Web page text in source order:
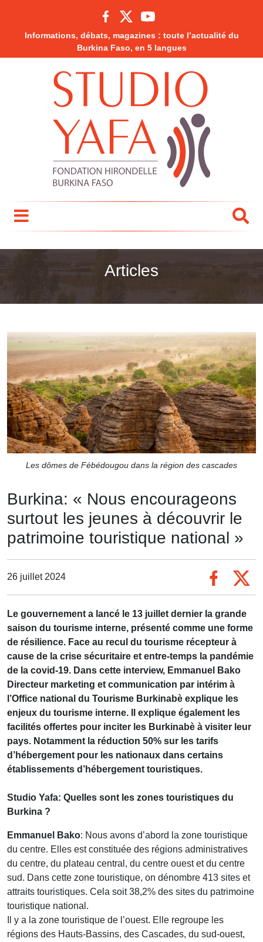
Informations, débats, magazines : toute l’actualité du
Burkina Faso, en 5 langues
Articles
Les dômes de Fébédougou dans la région des cascades
Burkina: « Nous encourageons
surtout les jeunes à découvrir le
patrimoine touristique national »
26 juillet 2024
Le gouvernement a lancé le 13 juillet dernier la grande
saison du tourisme interne, présenté comme une forme
de résilience. Face au recul du tourisme récepteur à
cause de la crise sécuritaire et entre-temps la pandémie
de la covid-19. Dans cette interview, Emmanuel Bako
Directeur marketing et communication par intérim à
l’Office national du Tourisme Burkinabè explique les
enjeux du tourisme interne. Il explique également les
facilités offertes pour inciter les Burkinabè à visiter leur
pays. Notamment la réduction 50% sur les tarifs
d’hébergement pour les nationaux dans certains
établissements d’hébergement touristiques.
Studio Yafa: Quelles sont les zones touristiques du
Burkina ?
Emmanuel Bako: Nous avons d’abord la zone touristique
du centre. Elles est constituée des régions administratives
du centre, du plateau central, du centre ouest et du centre
sud. Dans cette zone touristique, on dénombre 413 sites et
attraits touristiques. Cela soit 38,2% des sites du patrimoine
touristique national.
Il y a la zone touristique de l’ouest. Elle regroupe les
régions des Hauts-Bassins, des Cascades, du sud-ouest,